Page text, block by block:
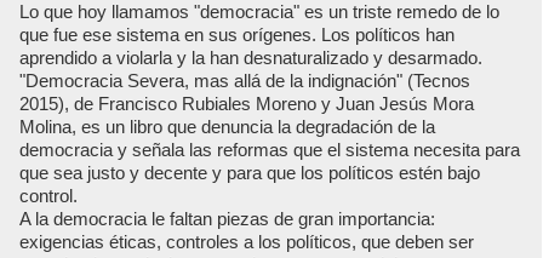
Lo que hoy llamamos "democracia" es un triste remedo de lo
que fue ese sistema en sus orígenes. Los políticos han
aprendido a violarla y la han desnaturalizado y desarmado.
"Democracia Severa, mas allá de la indignación" (Tecnos
2015), de Francisco Rubiales Moreno y Juan Jesús Mora
Molina, es un libro que denuncia la degradación de la
democracia y señala las reformas que el sistema necesita para
que sea justo y decente y para que los políticos estén bajo
control.
A la democracia le faltan piezas de gran importancia:
exigencias éticas, controles a los políticos, que deben ser